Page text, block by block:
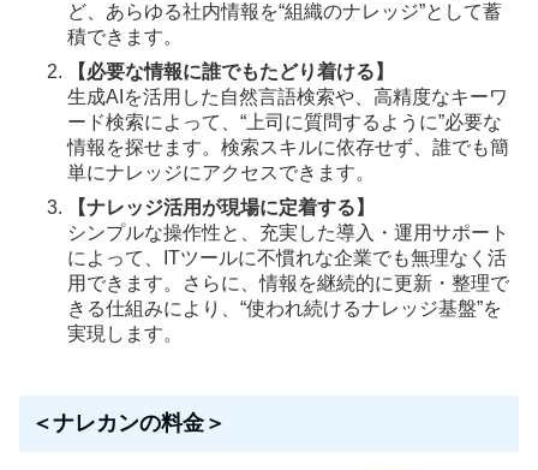
ど、あらゆる社内情報を“組織のナレッジ”として蓄
積できます。
【必要な情報に誰でもたどり着ける】
生成AIを活用した自然言語検索や、高精度なキーワ
ード検索によって、“上司に質問するように”必要な
情報を探せます。検索スキルに依存せず、誰でも簡
単にナレッジにアクセスできます。
【ナレッジ活用が現場に定着する】
シンプルな操作性と、充実した導入・運用サポート
によって、ITツールに不慣れな企業でも無理なく活
用できます。さらに、情報を継続的に更新・整理で
きる仕組みにより、“使われ続けるナレッジ基盤”を
実現します。
＜ナレカンの料金＞